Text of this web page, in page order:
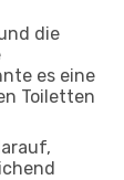
die
es eine
Toiletten